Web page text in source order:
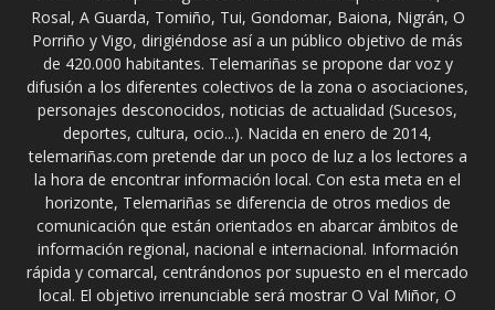
Rosal, A Guarda, Tomiño, Tui, Gondomar, Baiona, Nigrán, O
Porriño y Vigo, dirigiéndose así a un público objetivo de más
de 420.000 habitantes. Telemariñas se propone dar voz y
difusión a los diferentes colectivos de la zona o asociaciones,
personajes desconocidos, noticias de actualidad (Sucesos,
deportes, cultura, ocio...). Nacida en enero de 2014,
telemariñas.com pretende dar un poco de luz a los lectores a
la hora de encontrar información local. Con esta meta en el
horizonte, Telemariñas se diferencia de otros medios de
comunicación que están orientados en abarcar ámbitos de
información regional, nacional e internacional. Información
rápida y comarcal, centrándonos por supuesto en el mercado
local. El objetivo irrenunciable será mostrar O Val Miñor, O